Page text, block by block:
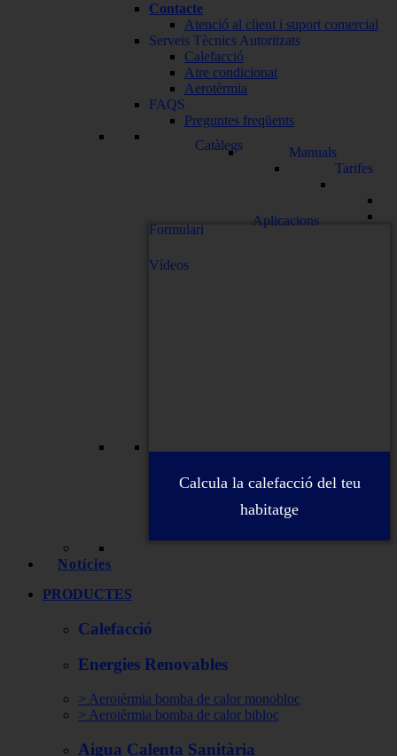
Contacte
Atenció al client i suport comercial
Serveis Tècnics Autoritzats
Calefacció
Aire condicionat
Aerotèrmia
FAQS
Preguntes freqüents
Catàlegs
Manuals
Tarifes
Formulari
Aplicacions
Vídeos
Calcula la calefacció del teu
habitatge
Notícies
PRODUCTES
Calefacció
Energies Renovables
> Aerotèrmia bomba de calor monobloc
> Aerotèrmia bomba de calor bibloc
Aigua Calenta Sanitària